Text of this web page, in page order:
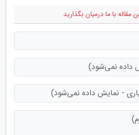
مقاله با ما درمیان بگذارید